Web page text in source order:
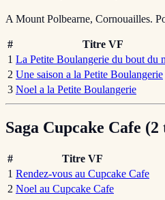
A Mount Polbearne, Cornouailles.
#
Titre VF
1 La Petite Boulangerie du bout du
2 Une saison a la Petite Boulangerie
3 Noel a la Petite Boulangerie
Saga Cupcake Cafe (2
#
Titre VF
1 Rendez-vous au Cupcake Cafe
2 Noel au Cupcake Cafe